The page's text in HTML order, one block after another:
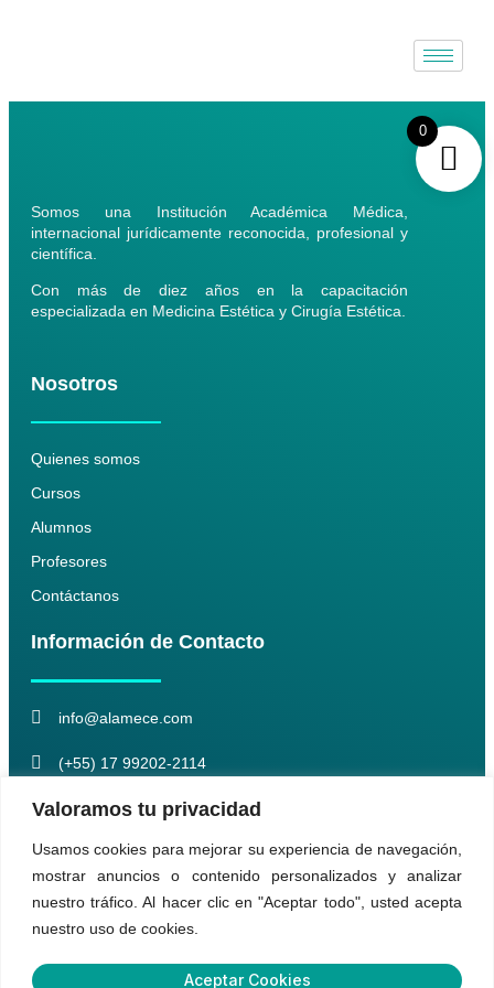
Valoramos tu privacidad
Usamos cookies para mejorar su experiencia de navegación,
mostrar anuncios o contenido personalizados y analizar
nuestro tráfico. Al hacer clic en "Aceptar todo", usted acepta
nuestro uso de cookies.
Aceptar Cookies
Somos una Institución Académica Médica,
internacional jurídicamente reconocida, profesional y
científica.
Con más de diez años en la capacitación
especializada en Medicina Estética y Cirugía Estética.
Nosotros
Quienes somos
Cursos
Alumnos
Profesores
Contáctanos
Información de Contacto
info@alamece.com
(+55) 17 99202-2114
Síguenos
@alamececursosmedicos
0